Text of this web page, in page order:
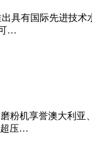
具有国际先进技
…
粉机享誉澳大利
超压…